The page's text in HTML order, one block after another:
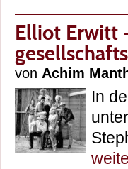
Elliot Erwitt
von Achim
In